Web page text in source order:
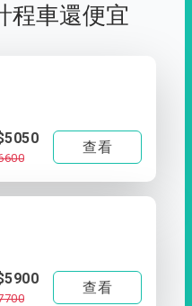
程車還便宜
查看
查看